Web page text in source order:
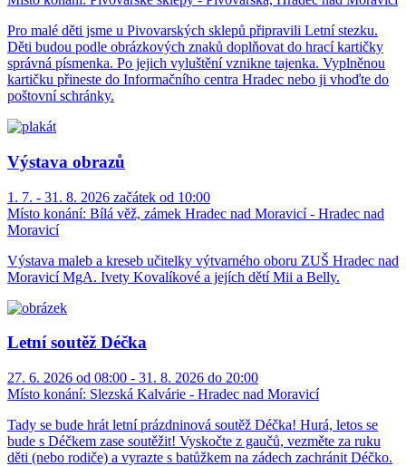
Pro malé děti jsme u Pivovarských sklepů připravili Letní stezku.
Děti budou podle obrázkových znaků doplňovat do hrací kartičky
správná písmenka. Po jejich vyluštění vznikne tajenka. Vyplněnou
kartičku přineste do Informačního centra Hradec nebo ji vhoďte do
poštovní schránky.
Výstava obrazů
1. 7. - 31. 8. 2026 začátek od 10:00
Místo konání: Bílá věž, zámek Hradec nad Moravicí - Hradec nad
Moravicí
Výstava maleb a kreseb učitelky výtvarného oboru ZUŠ Hradec nad
Moravicí MgA. Ivety Kovalíkové a jejích dětí Mii a Belly.
Letní soutěž Déčka
27. 6. 2026 od 08:00 - 31. 8. 2026 do 20:00
Místo konání: Slezská Kalvárie - Hradec nad Moravicí
Tady se bude hrát letní prázdninová soutěž Déčka! Hurá, letos se
bude s Déčkem zase soutěžit! Vyskočte z gaučů, vezměte za ruku
děti (nebo rodiče) a vyrazte s batůžkem na zádech zachránit Déčko.